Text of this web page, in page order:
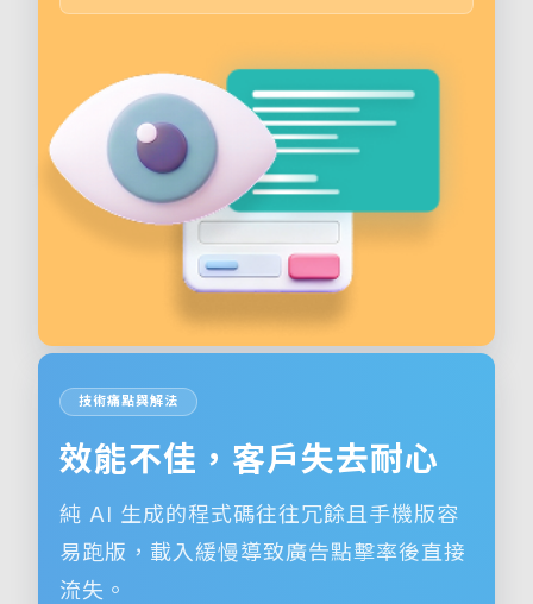
技術痛點與解法
效能不佳，客戶失去耐心
純 AI 生成的程式碼往往冗餘且手機版容
易跑版，載入緩慢導致廣告點擊率後直接
流失。